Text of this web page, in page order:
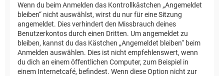
Wenn du beim Anmelden das Kontrollkästchen „Angemeldet
bleiben“ nicht auswählst, wirst du nur für eine Sitzung
angemeldet. Dies verhindert den Missbrauch deines
Benutzerkontos durch einen Dritten. Um angemeldet zu
bleiben, kannst du das Kästchen „Angemeldet bleiben“ beim
Anmelden auswählen. Dies ist nicht empfehlenswert, wenn
du dich an einem öffentlichen Computer, zum Beispiel in
einem Internetcafé, befindest. Wenn diese Option nicht zur